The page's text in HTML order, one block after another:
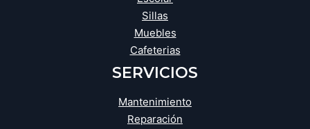
Sillas
Muebles
Cafeterias
SERVICIOS
Mantenimiento
Reparación